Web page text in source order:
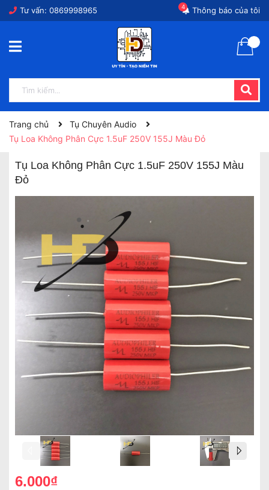
Tư vấn: 0869998965 Thông báo của tôi
4
Trang chủ
Tụ Chuyên Audio
Tụ Loa Không Phân Cực 1.5uF 250V 155J Màu Đỏ
Tụ Loa Không Phân Cực 1.5uF 250V 155J Màu
Đỏ
6.000₫